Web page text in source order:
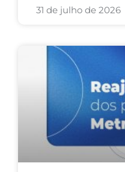
31 de julho de 2026